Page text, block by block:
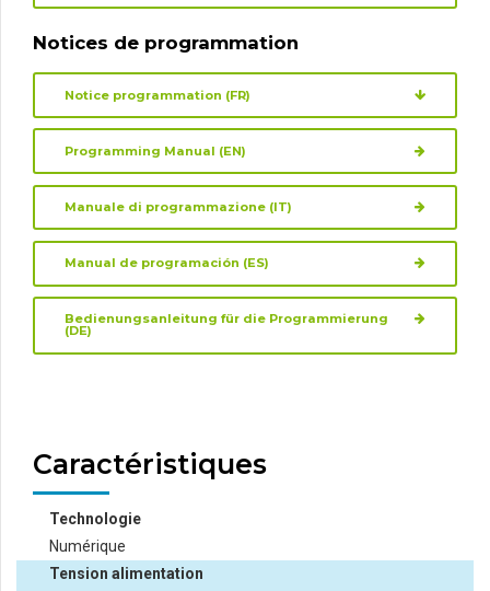
Notices de programmation
Notice programmation (FR)
Programming Manual (EN)
Manuale di programmazione (IT)
Manual de programación (ES)
Bedienungsanleitung für die Programmierung
(DE)
Caractéristiques
Technologie
Numérique
Tension alimentation